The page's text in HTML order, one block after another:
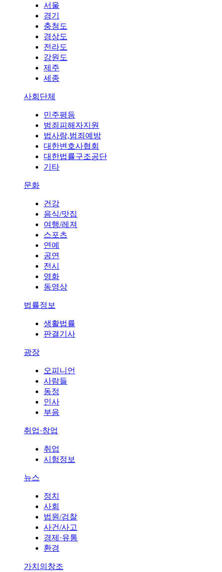
서울
경기
충청도
경상도
전라도
강원도
제주
세종
사회단체
민주평등
범죄피해자지원
법사랑,범죄예방
대한변호사협회
대한법률구조공단
기타
문화
건강
음식/맛집
여행/레져
스포츠
연예
공연
전시
영화
동영상
법률정보
생활법률
판결기사
광장
오피니언
사람들
동정
인사
부음
취업·창업
취업
시험정보
뉴스
정치
사회
법원/검찰
사건/사고
경제·유통
환경
가치의창조